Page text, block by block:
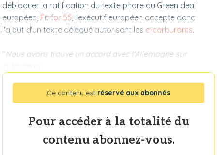
débloquer la ratification du texte phare du Green deal
européen, Fit for 55, l'exécutif européen accepte donc
l'ajout d'un texte délégué autorisant les e-carburants.
"Nous avons trouvé un accord avec l'Allemagne sur
Ce contenu est réservé aux abonnés
Pour accéder à la totalité du
contenu abonnez-vous.